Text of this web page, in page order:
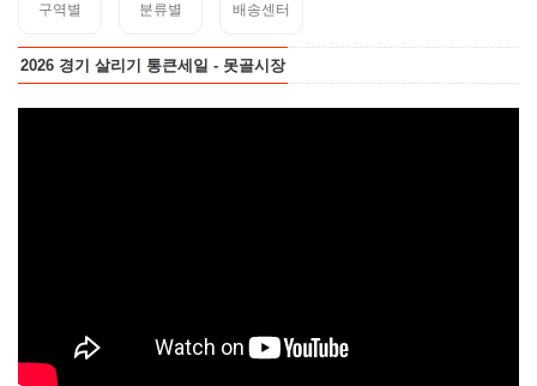
구역별 분류별 배송센터
2026 경기 살리기 통큰세일 - 못골시장